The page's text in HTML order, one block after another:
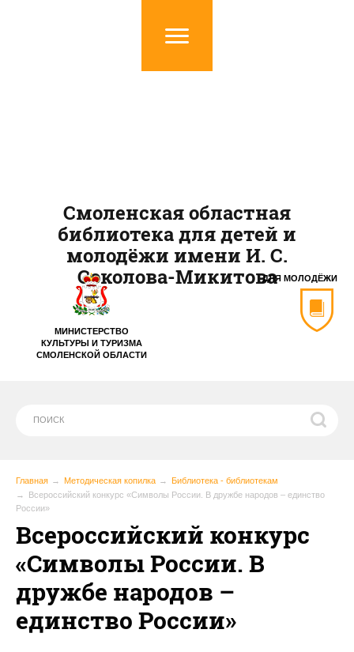
МИНИСТЕРСТВО
КУЛЬТУРЫ И ТУРИЗМА
СМОЛЕНСКОЙ ОБЛАСТИ
ДЛЯ МОЛОДЁЖИ
Смоленская областная
библиотека для детей и
молодёжи имени И. С.
Соколова-Микитова
Главная Методическая копилка
Библиотека - библиотекам
Всероссийский конкурс «Символы России. В дружбе народов – единство
России»
Всероссийский конкурс
«Символы России. В
дружбе народов –
единство России»